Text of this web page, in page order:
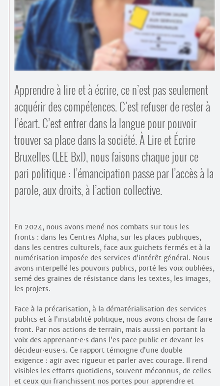
·
Comprendre et parler
Bienvenue en Belgique
Trouver un lieu d’alphabétisation
Apprendre à lire et à écrire, ce n’est pas seulement
acquérir des compétences. C’est refuser de rester à
l’écart. C’est entrer dans la langue pour pouvoir
trouver sa place dans la société. À Lire et Écrire
Bruxelles (LEE Bxl), nous faisons chaque jour ce
pari politique : l’émancipation passe par l’accès à la
parole, aux droits, à l’action collective.
En 2024, nous avons mené nos combats sur tous les
fronts : dans les Centres Alpha, sur les places publiques,
dans les centres culturels, face aux guichets fermés et à la
numérisation imposée des services d’intérêt général. Nous
avons interpellé les pouvoirs publics, porté les voix oubliées,
semé des graines de résistance dans les textes, les images,
les projets.
Face à la précarisation, à la dématérialisation des services
publics et à l’instabilité politique, nous avons choisi de faire
front. Par nos actions de terrain, mais aussi en portant la
voix des apprenant·e·s dans l’es pace public et devant les
décideur·euse·s. Ce rapport témoigne d’une double
exigence : agir avec rigueur et parler avec courage. Il rend
visibles les efforts quotidiens, souvent méconnus, de celles
et ceux qui franchissent nos portes pour apprendre et